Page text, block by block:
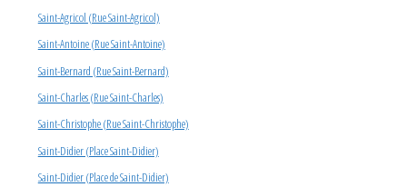
Saint-Agricol (Rue Saint-Agricol)
Saint-Antoine (Rue Saint-Antoine)
Saint-Bernard (Rue Saint-Bernard)
Saint-Charles (Rue Saint-Charles)
Saint-Christophe (Rue Saint-Christophe)
Saint-Didier (Place Saint-Didier)
Saint-Didier (Place de Saint-Didier)